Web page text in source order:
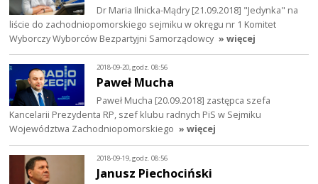
Dr Maria Ilnicka-Mądry [21.09.2018] "Jedynka" na
liście do zachodniopomorskiego sejmiku w okręgu nr 1 Komitet
Wyborczy Wyborców Bezpartyjni Samorządowcy » więcej
2018-09-20, godz. 08:56
Paweł Mucha
Paweł Mucha [20.09.2018] zastępca szefa
Kancelarii Prezydenta RP, szef klubu radnych PiS w Sejmiku
Województwa Zachodniopomorskiego » więcej
2018-09-19, godz. 08:56
Janusz Piechociński